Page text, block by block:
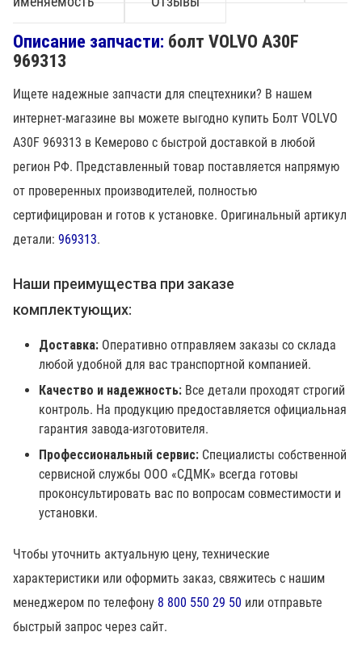
Описание запчасти: болт VOLVO A30F
969313
Ищете надежные запчасти для спецтехники? В нашем
интернет-магазине вы можете выгодно купить Болт VOLVO
A30F 969313 в Кемерово с быстрой доставкой в любой
регион РФ. Представленный товар поставляется напрямую
от проверенных производителей, полностью
сертифицирован и готов к установке. Оригинальный артикул
детали: 969313.
Наши преимущества при заказе
комплектующих:
Доставка: Оперативно отправляем заказы со склада
любой удобной для вас транспортной компанией.
Качество и надежность: Все детали проходят строгий
контроль. На продукцию предоставляется официальная
гарантия завода-изготовителя.
Профессиональный сервис: Специалисты собственной
сервисной службы ООО «СДМК» всегда готовы
проконсультировать вас по вопросам совместимости и
установки.
Чтобы уточнить актуальную цену, технические
характеристики или оформить заказ, свяжитесь с нашим
менеджером по телефону 8 800 550 29 50 или отправьте
быстрый запрос через сайт.